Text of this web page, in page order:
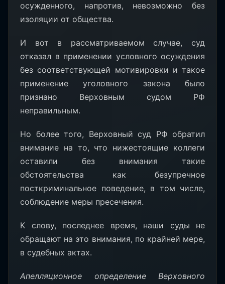
осужденного, напротив, невозможно без
изоляции от общества.
И вот в рассматриваемом случае, суд
отказал в применении условного осуждения
без соответствующей мотивировки и такое
применение уголовного закона было
признано Верховным судом РФ
неправильным.
Но более того, Верховный суд РФ обратил
внимание на то, что нижестоящие коллеги
оставили без внимания такие
обстоятельства как безупречное
посткриминальное поведение, в том числе,
соблюдение меры пресечения.
К слову, последнее время, наши суды не
обращают на это внимания, по крайней мере,
в судебных актах.
Апелляционное определение Верховного